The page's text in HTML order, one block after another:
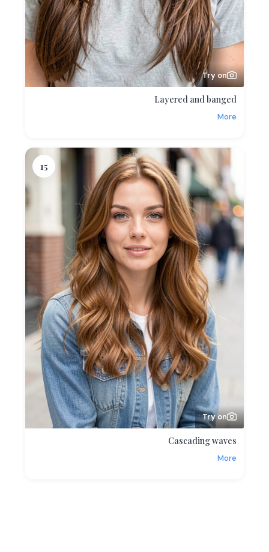
Try on
Layered and banged
More
15
Try on
Cascading waves
More